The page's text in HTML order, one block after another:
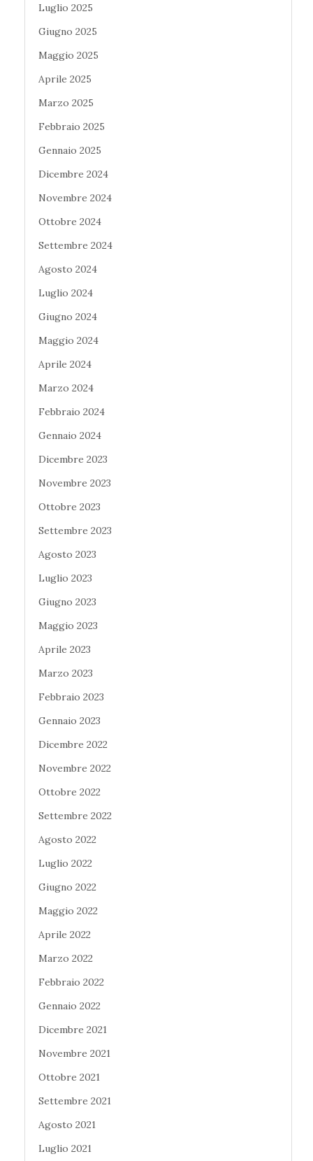
Luglio 2025
Giugno 2025
Maggio 2025
Aprile 2025
Marzo 2025
Febbraio 2025
Gennaio 2025
Dicembre 2024
Novembre 2024
Ottobre 2024
Settembre 2024
Agosto 2024
Luglio 2024
Giugno 2024
Maggio 2024
Aprile 2024
Marzo 2024
Febbraio 2024
Gennaio 2024
Dicembre 2023
Novembre 2023
Ottobre 2023
Settembre 2023
Agosto 2023
Luglio 2023
Giugno 2023
Maggio 2023
Aprile 2023
Marzo 2023
Febbraio 2023
Gennaio 2023
Dicembre 2022
Novembre 2022
Ottobre 2022
Settembre 2022
Agosto 2022
Luglio 2022
Giugno 2022
Maggio 2022
Aprile 2022
Marzo 2022
Febbraio 2022
Gennaio 2022
Dicembre 2021
Novembre 2021
Ottobre 2021
Settembre 2021
Agosto 2021
Luglio 2021